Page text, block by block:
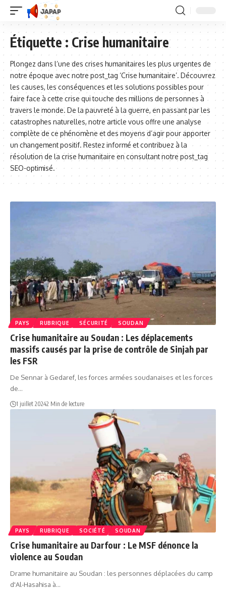
Étiquette :Crise humanitaire
Plongez dans l’une des crises humanitaires les plus urgentes de
notre époque avec notre post_tag ‘Crise humanitaire’. Découvrez
les causes, les conséquences et les solutions possibles pour
faire face à cette crise qui touche des millions de personnes à
travers le monde. De la pauvreté à la guerre, en passant par les
catastrophes naturelles, notre article vous offre une analyse
complète de ce phénomène et des moyens d’agir pour apporter
un changement positif. Restez informé et contribuez à la
résolution de la crise humanitaire en consultant notre post_tag
SEO-optimisé.
PAYS RUBRIQUE SÉCURITÉ SOUDAN
Crise humanitaire au Soudan : Les déplacements
massifs causés par la prise de contrôle de Sinjah par
les FSR
De Sennar à Gedaref, les forces armées soudanaises et les forces
de…
1 juillet 20242 Min de lecture
PAYS RUBRIQUE SOCIÉTÉ SOUDAN
Crise humanitaire au Darfour : Le MSF dénonce la
violence au Soudan
Drame humanitaire au Soudan : les personnes déplacées du camp
d'Al-Hasahisa à…